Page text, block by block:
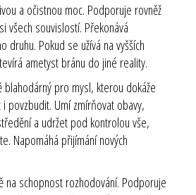
a očistnou moc. Podporuje rovněž
všech souvislostí. Překonává
druhu. Pokud se užívá na vyšších
ametyst bránu do jiné reality.
pro mysl, kterou dokáže
povzbudit. Umí zmírňovat obavy,
a udržet pod kontrolou vše,
Napomáhá přijímání nových
na schopnost rozhodování. Podporuje